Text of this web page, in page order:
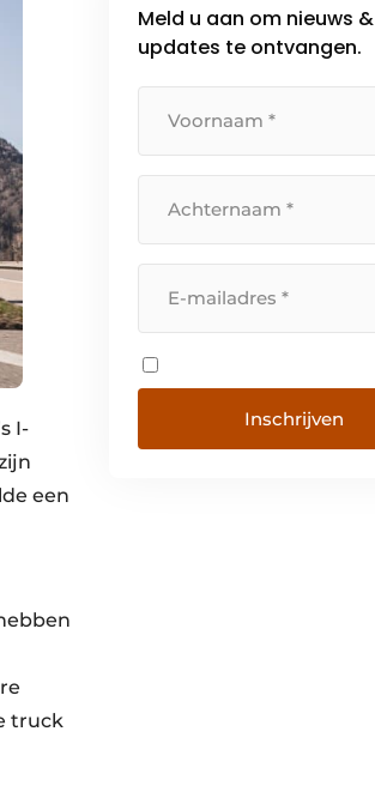
I-
een
truck
Meld u aan om nieuws &
updates te ontvangen.